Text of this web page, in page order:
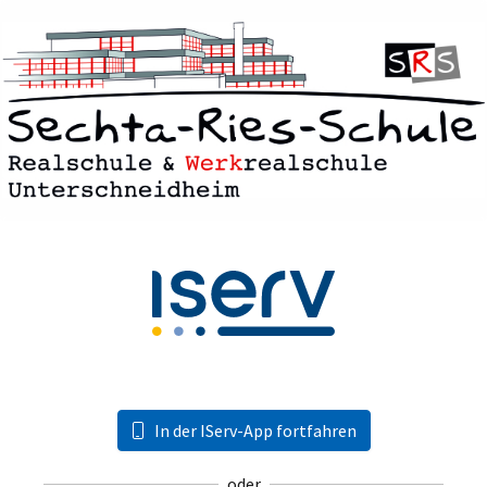
In der IServ-App fortfahren